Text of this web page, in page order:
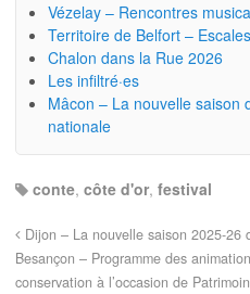
Vézelay – Rencontres
Territoire de Belfort –
Chalon dans la Rue 2026
Les infiltré·es
Mâcon – La nouvelle saison
nationale
conte, côte d'or, festival
Dijon – La nouvelle saison 2025-26
Besançon – Programme des
conservation à l’occasion de